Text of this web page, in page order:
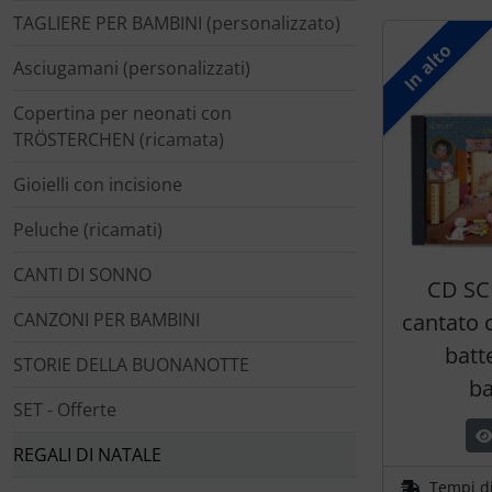
TAGLIERE PER BAMBINI (personalizzato)
Asciugamani (personalizzati)
Copertina per neonati con
TRÖSTERCHEN (ricamata)
Gioielli con incisione
Peluche (ricamati)
CANTI DI SONNO
CANZONI PER BAMBINI
STORIE DELLA BUONANOTTE
SET - Offerte
REGALI DI NATALE
In alto
CD
cantato
Tempi